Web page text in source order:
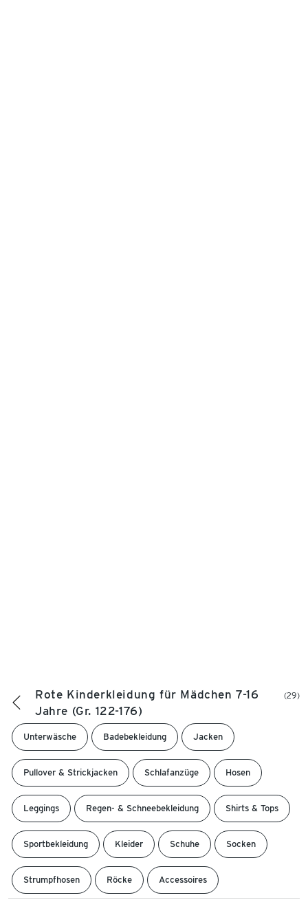
Rote Kinderkleidung für Mädchen 7-16
Jahre (Gr. 122-176)
(29)
Unterwäsche Badebekleidung Jacken
Pullover & Strickjacken Schlafanzüge Hosen
Leggings Regen- & Schneebekleidung Shirts & Tops
Sportbekleidung Kleider Schuhe Socken
Strumpfhosen Röcke Accessoires